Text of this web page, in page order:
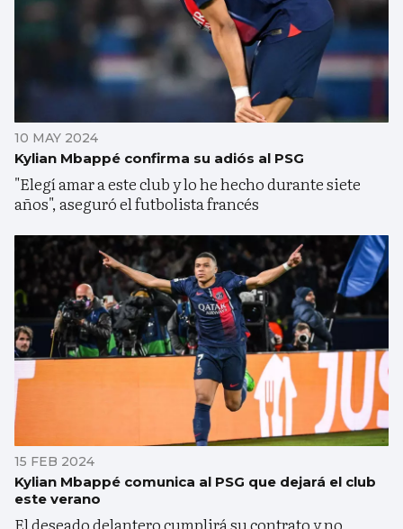
10 MAY 2024
Kylian Mbappé confirma su adiós al PSG
"Elegí amar a este club y lo he hecho durante siete
años", aseguró el futbolista francés
15 FEB 2024
Kylian Mbappé comunica al PSG que dejará el club
este verano
El deseado delantero cumplirá su contrato y no